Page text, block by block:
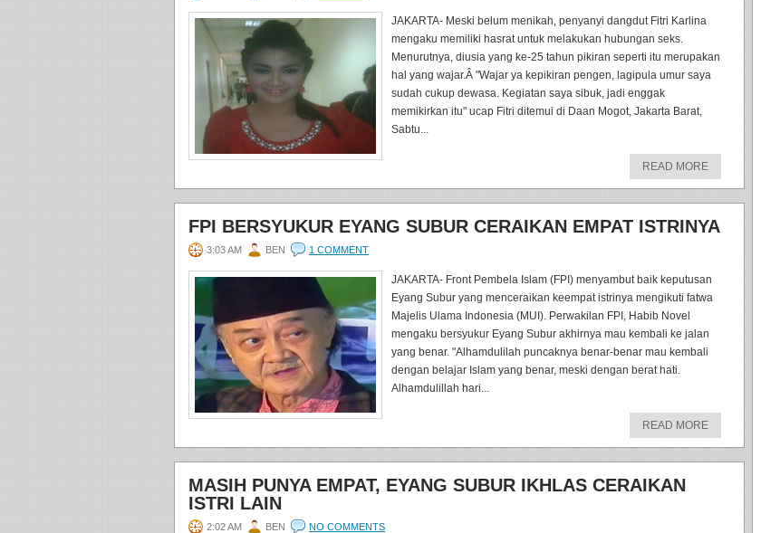
JAKARTA- Meski belum menikah, penyanyi dangdut Fitri Karlina
mengaku memiliki hasrat untuk melakukan hubungan seks.
Menurutnya, diusia yang ke-25 tahun pikiran seperti itu merupakan
hal yang wajar.Â "Wajar ya kepikiran pengen, lagipula umur saya
sudah cukup dewasa. Kegiatan saya sibuk, jadi enggak
memikirkan itu" ucap Fitri ditemui di Daan Mogot, Jakarta Barat,
Sabtu...
READ MORE
FPI BERSYUKUR EYANG SUBUR CERAIKAN EMPAT ISTRINYA
3:03 AM BEN 1 COMMENT
JAKARTA- Front Pembela Islam (FPI) menyambut baik keputusan
Eyang Subur yang menceraikan keempat istrinya mengikuti fatwa
Majelis Ulama Indonesia (MUI). Perwakilan FPI, Habib Novel
mengaku bersyukur Eyang Subur akhirnya mau kembali ke jalan
yang benar. "Alhamdulilah puncaknya benar-benar mau kembali
dengan belajar Islam yang benar, meski dengan berat hati.
Alhamdulillah hari...
READ MORE
MASIH PUNYA EMPAT, EYANG SUBUR IKHLAS CERAIKAN
ISTRI LAIN
2:02 AM BEN NO COMMENTS